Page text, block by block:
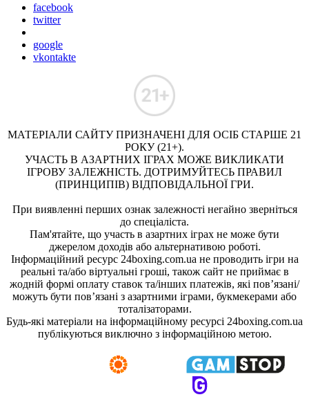
facebook
twitter
google
vkontakte
МАТЕРІАЛИ САЙТУ ПРИЗНАЧЕНІ ДЛЯ ОСІБ СТАРШЕ 21
РОКУ (21+).
УЧАСТЬ В АЗАРТНИХ ІГРАХ МОЖЕ ВИКЛИКАТИ
ІГРОВУ ЗАЛЕЖНІСТЬ. ДОТРИМУЙТЕСЬ ПРАВИЛ
(ПРИНЦИПІВ) ВІДПОВІДАЛЬНОЇ ГРИ.
При виявленні перших ознак залежності негайно зверніться
до спеціаліста.
Пам'ятайте, що участь в азартних іграх не може бути
джерелом доходів або альтернативою роботі.
Інформаційний ресурс 24boxing.com.ua не проводить ігри на
реальні та/або віртуальні гроші, також сайт не приймає в
жодній формі оплату ставок та/інших платежів, які пов’язані/
можуть бути пов’язані з азартними іграми, букмекерами або
тоталізаторами.
Будь-які матеріали на інформаційному ресурсі 24boxing.com.ua
публікуються виключно з інформаційною метою.